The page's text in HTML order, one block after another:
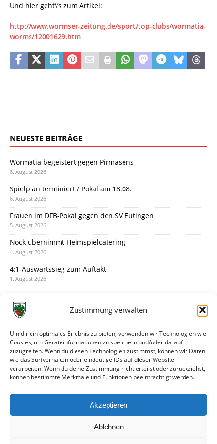
Zustimmung verwalten
Um dir ein optimales Erlebnis zu bieten, verwenden wir Technologien wie
Cookies, um Geräteinformationen zu speichern und/oder darauf
zuzugreifen. Wenn du diesen Technologien zustimmst, können wir Daten
wie das Surfverhalten oder eindeutige IDs auf dieser Website
verarbeiten. Wenn du deine Zustimmung nicht erteilst oder zurückziehst,
können bestimmte Merkmale und Funktionen beeinträchtigt werden.
Akzeptieren
Ablehnen
Und hier geht\’s zum Artikel:
http://www.wormser-zeitung.de/sport/top-clubs/wormatia-
worms/12001629.htm
NEUESTE BEITRÄGE
Wormatia begeistert gegen Pirmasens
8. August 2026
Spielplan terminiert / Pokal am 18.08.
6. August 2026
Frauen im DFB-Pokal gegen den SV Eutingen
5. August 2026
Nock übernimmt Heimspielcatering
4. August 2026
4:1-Auswärtssieg zum Auftakt
1. August 2026
31. Juli 2026
30. Juli 2026
Deine Spielminute: 89+1
28. Juli 2026
Neuer Rückensponsor
Neue Podcast-Folge: So tickt Björn!
27. Juli 2026